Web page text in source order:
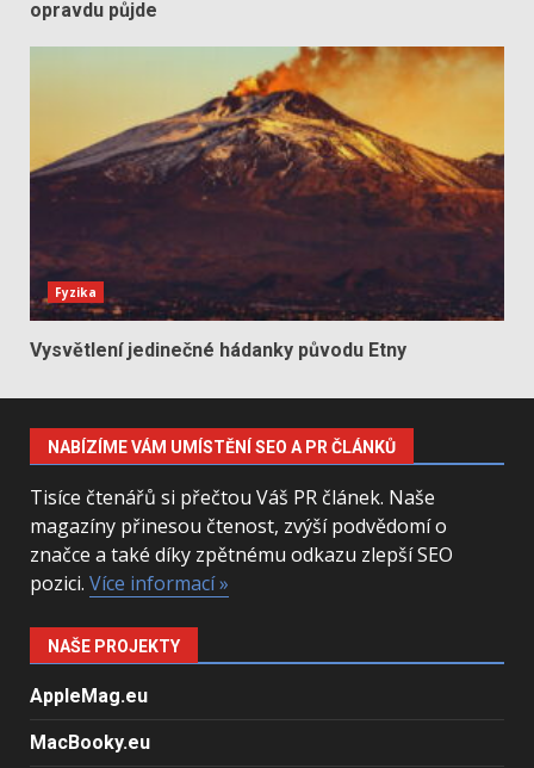
opravdu půjde
Fyzika
Vysvětlení jedinečné hádanky původu Etny
NABÍZÍME VÁM UMÍSTĚNÍ SEO A PR ČLÁNKŮ
Tisíce čtenářů si přečtou Váš PR článek. Naše
magazíny přinesou čtenost, zvýší podvědomí o
značce a také díky zpětnému odkazu zlepší SEO
pozici. Více informací »
NAŠE PROJEKTY
AppleMag.eu
MacBooky.eu